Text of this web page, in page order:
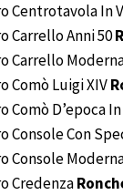
Centrotavola In
Carrello Anni 50
Carrello
Comò Luigi XIV
Comò D’epoca
Console Con
Console
Credenza